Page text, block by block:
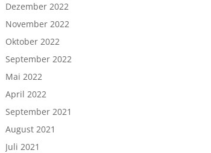
Dezember 2022
November 2022
Oktober 2022
September 2022
Mai 2022
April 2022
September 2021
August 2021
Juli 2021